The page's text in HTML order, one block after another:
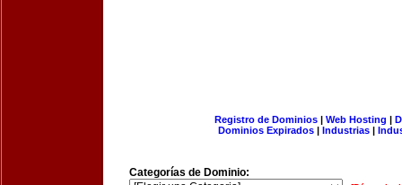
Registro de Dominios| Web Hosting |
Dominios Expirados | Industrias |
Categorías de Dominio: